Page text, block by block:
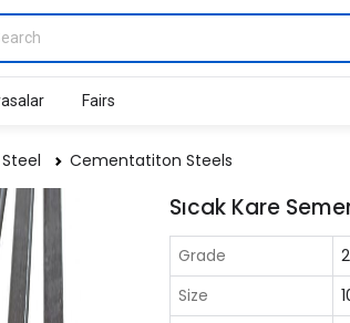
Fairs
Cementatiton Steels
Sıcak Kare
Grade
Size